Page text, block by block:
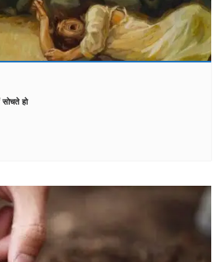
सोचते हो